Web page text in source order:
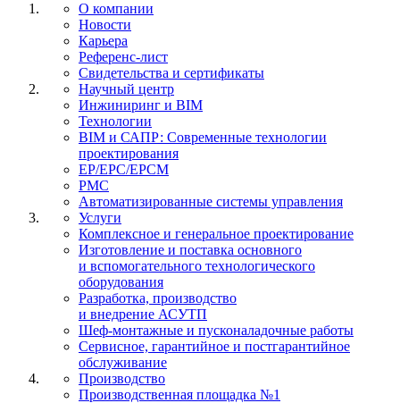
О компании
Новости
Карьера
Референс-лист
Свидетельства и сертификаты
Научный центр
Инжиниринг и BIM
Технологии
BIM и САПР: Современные технологии
проектирования
EP/EPC/EPCM
PMC
Автоматизированные системы управления
Услуги
Комплексное и генеральное проектирование
Изготовление и поставка основного
и вспомогательного технологического
оборудования
Разработка, производство
и внедрение АСУТП
Шеф-монтажные и пусконаладочные работы
Сервисное, гарантийное и постгарантийное
обслуживание
Производство
Производственная площадка №1